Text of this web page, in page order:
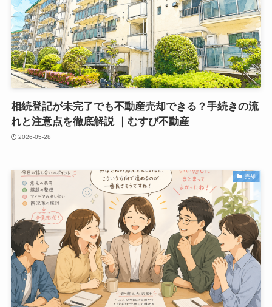
相続登記が未完了でも不動産売却できる？手続きの流
れと注意点を徹底解説 ｜むすび不動産
2026-05-28
売却